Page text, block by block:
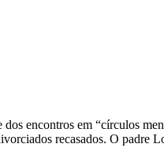
encontros em “círculos
recasados. O